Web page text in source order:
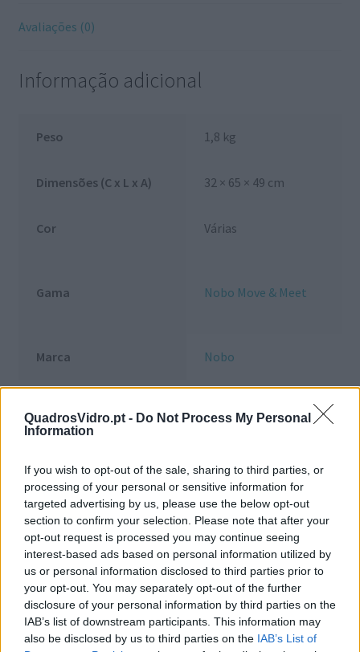
QuadrosVidro.pt - Do Not Process My Personal
Information
If you wish to opt-out of the sale, sharing to third parties, or
processing of your personal or sensitive information for
targeted advertising by us, please use the below opt-out
section to confirm your selection. Please note that after your
opt-out request is processed you may continue seeing
interest-based ads based on personal information utilized by
us or personal information disclosed to third parties prior to
your opt-out. You may separately opt-out of the further
disclosure of your personal information by third parties on the
IAB’s list of downstream participants. This information may
also be disclosed by us to third parties on the IAB’s List of
Avaliações (0)
Informação adicional
Peso 1,8 kg
Dimensões (C x L x A) 32 × 65 × 49 cm
Cor Várias
Gama Nobo Move & Meet
Marca Nobo
Produtos Relacionados